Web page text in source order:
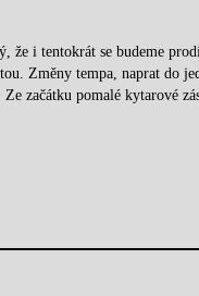
i tentokrát se budeme
Změny tempa, naprat do
začátku pomalé kytarové